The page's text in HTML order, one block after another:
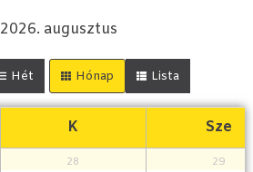
2026. augusztus
Hét Hónap Lista
K Sze
28 29